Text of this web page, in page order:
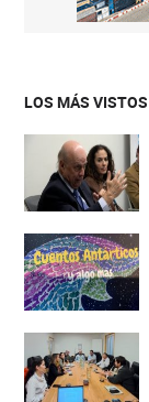
LOS MÁS VISTOS